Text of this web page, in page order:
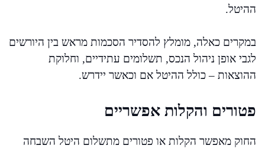
ההיטל.
במקרים כאלה, מומלץ להסדיר הסכמות מראש בין היורשים
לגבי אופן ניהול הנכס, תשלומים עתידיים, וחלוקת
ההוצאות – כולל ההיטל אם וכאשר יידרש.
פטורים והקלות אפשריים
החוק מאפשר הקלות או פטורים מתשלום היטל השבחה